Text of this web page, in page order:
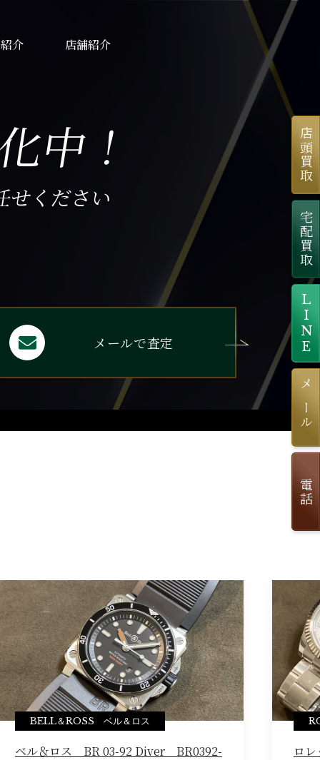
介 店舗紹介
中！
ください
メールで査定
BELL＆ROSS ベル＆ロス
ベル＆ロス BR 03-92 Diver BR0392-
ロ
店頭買取
宅配買取
LINE
メール
電話